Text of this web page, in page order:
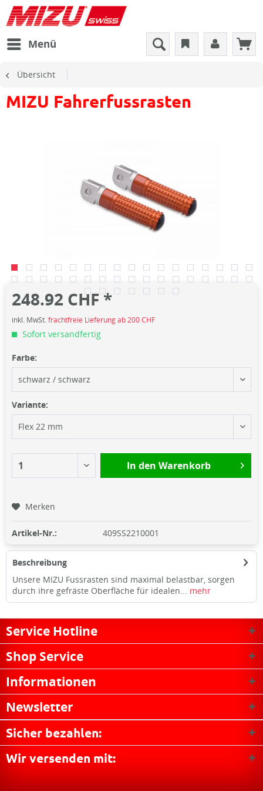
Menü
Übersicht
MIZU Fahrerfussrasten
248.92 CHF *
inkl. MwSt.frachtfreie Lieferung ab 200 CHF
Sofort versandfertig
Farbe:
Variante:
In den Warenkorb
Merken
Artikel-Nr.: 409SS2210001
Beschreibung
Unsere MIZU Fussrasten sind maximal belastbar, sorgen
durch ihre gefräste Oberfläche für idealen... mehr
Service Hotline
Shop Service
Informationen
Newsletter
Sicher bezahlen:
Wir versenden mit: